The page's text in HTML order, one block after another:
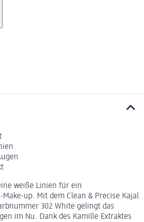
weiße Linien für ein
up. Mit dem Clean & Precise Kajal
302 White gelingt das
im Nu. Dank des Kamille Extraktes